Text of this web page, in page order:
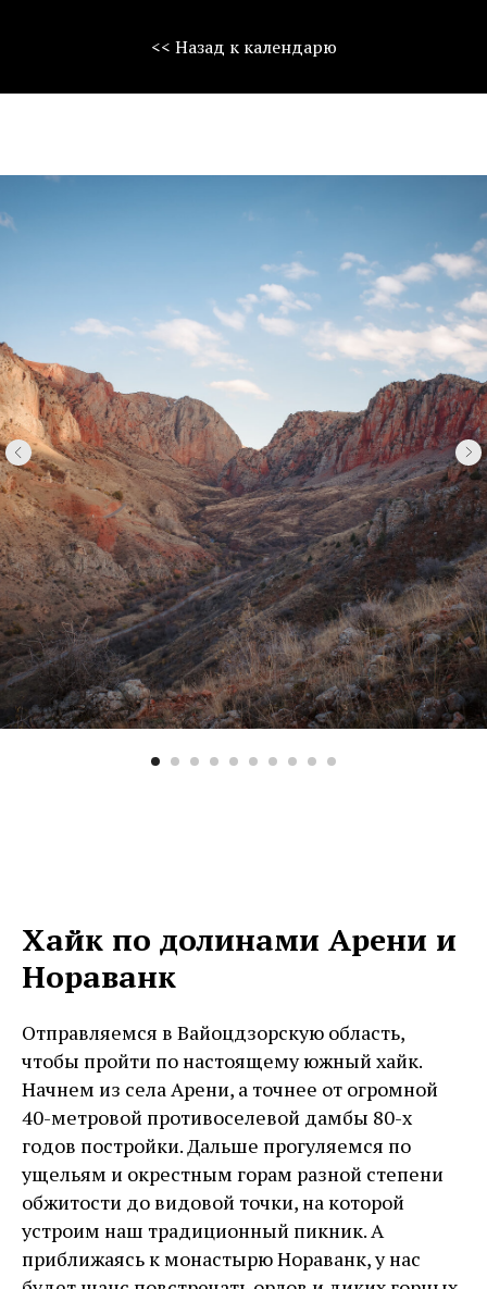
<< Назад к календарю
Хайк по долинами Арени и
Нораванк
Отправляемся в Вайоцдзорскую область,
чтобы пройти по настоящему южный хайк.
Начнем из села Арени, а точнее от огромной
40-метровой противоселевой дамбы 80-х
годов постройки. Дальше прогуляемся по
ущельям и окрестным горам разной степени
обжитости до видовой точки, на которой
устроим наш традиционный пикник. А
приближаясь к монастырю Нораванк, у нас